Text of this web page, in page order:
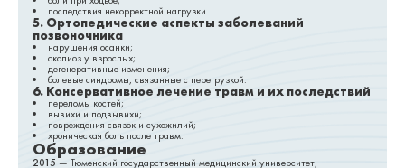
последствия некорректной нагрузки.
5. Ортопедические аспекты заболеваний
позвоночника
нарушения осанки;
сколиоз у взрослых;
дегенеративные изменения;
болевые синдромы, связанные с перегрузкой.
6. Консервативное лечение травм и их последствий
переломы костей;
вывихи и подвывихи;
повреждения связок и сухожилий;
хроническая боль после травм.
Образование
2015— Тюменский государственный медицинский университет,